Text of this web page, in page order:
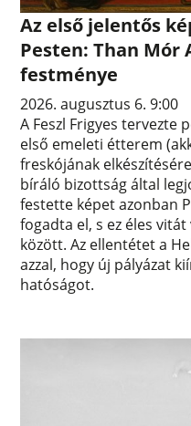
Az első jelentős
Pesten: Than
festménye
2026. augusztus 6. 9:00
A Feszl Frigyes tervezte
első emeleti étterem
freskójának
bíráló bizottság által
festette képet azonban
fogadta el, s ez éles
között. Az ellentétet a
azzal, hogy új pályázat
hatóságot.